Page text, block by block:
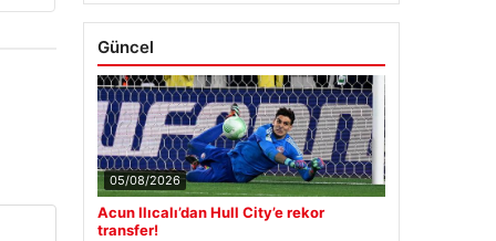
Güncel
05/08/2026
Acun Ilıcalı’dan Hull City’e rekor
transfer!